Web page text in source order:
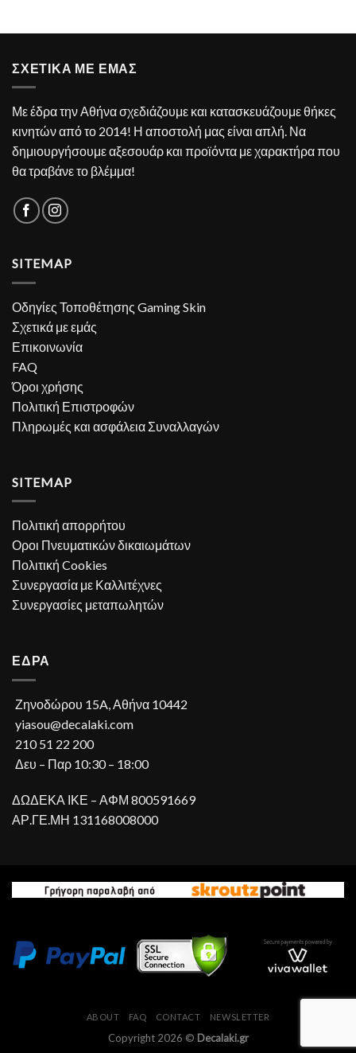
ΣΧΕΤΙΚΑ ΜΕ ΕΜΑΣ
Με έδρα την Αθήνα σχεδιάζουμε και κατασκευάζουμε θήκες
κινητών από το 2014! Η αποστολή μας είναι απλή. Να
δημιουργήσουμε αξεσουάρ και προϊόντα με χαρακτήρα που
θα τραβάνε το βλέμμα!
SITEMAP
Οδηγίες Τοποθέτησης Gaming Skin
Σχετικά με εμάς
Επικοινωνία
FAQ
Όροι χρήσης
Πολιτική Επιστροφών
Πληρωμές και ασφάλεια Συναλλαγών
SITEMAP
Πολιτική απορρήτου
Οροι Πνευματικών δικαιωμάτων
Πολιτική Cookies
Συνεργασία με Καλλιτέχνες
Συνεργασίες μεταπωλητών
ΕΔΡΑ
Ζηνοδώρου 15A, Αθήνα 10442
yiasou@decalaki.com
210 51 22 200
Δευ – Παρ 10:30 – 18:00
ΔΩΔΕΚΑ ΙΚΕ – ΑΦΜ 800591669
ΑΡ.ΓΕ.ΜΗ 131168008000
ABOUT FAQ CONTACT NEWSLETTER
Copyright 2026 © Decalaki.gr